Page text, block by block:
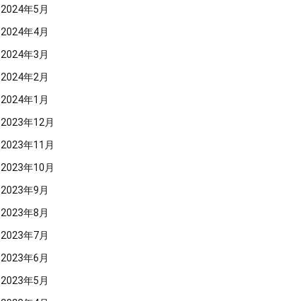
2024年5月
2024年4月
2024年3月
2024年2月
2024年1月
2023年12月
2023年11月
2023年10月
2023年9月
2023年8月
2023年7月
2023年6月
2023年5月